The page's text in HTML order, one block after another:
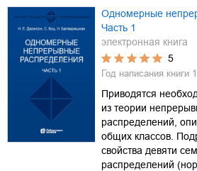
Одномерные
Часть 1
электронная книга
5
Год написания книги
Приводятся
из теории
распределений,
общих классов.
свойства девяти
распределений